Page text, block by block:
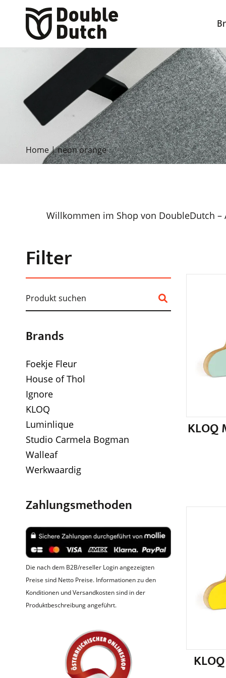
Home|neon orange
Willkommen im Shop von DoubleDutch
Filter
Brands
Foekje Fleur
House of Thol
Ignore
KLOQ
Luminlique
Studio Carmela Bogman
Walleaf
Werkwaardig
Zahlungsmethoden
Die nach dem B2B/reseller Login angezeigten
Preise sind Netto Preise. Informationen zu den
Konditionen und Versandkosten sind in der
Produktbeschreibung angeführt.